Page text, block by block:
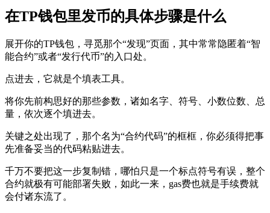
在TP钱包里发币的具体步骤是什么
展开你的TP钱包，寻觅那个“发现”页面，其中常常隐匿着“智
能合约”或者“发行代币”的入口处。
点进去，它就是个填表工具。
将你先前构思好的那些参数，诸如名字、符号、小数位数、总
量，依次逐个填进去。
关键之处出现了，那个名为“合约代码”的框框，你必须得把事
先准备妥当的代码粘贴进去。
千万不要把这一步复制错，哪怕只是一个标点符号有误，整个
合约就极有可能部署失败，如此一来，gas费也就是手续费就
会付诸东流了。